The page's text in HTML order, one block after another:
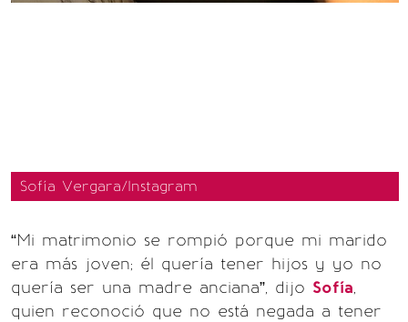
Sofía Vergara/Instagram
“Mi matrimonio se rompió porque mi marido
era más joven; él quería tener hijos y yo no
quería ser una madre anciana”, dijo Sofía,
quien reconoció que no está negada a tener